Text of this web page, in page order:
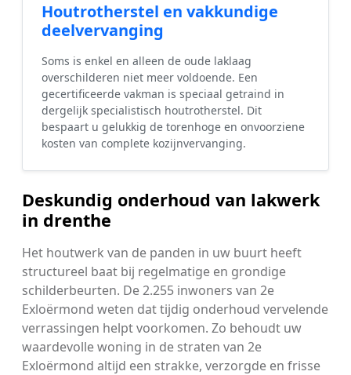
Houtrotherstel en vakkundige
deelvervanging
Soms is enkel en alleen de oude laklaag
overschilderen niet meer voldoende. Een
gecertificeerde vakman is speciaal getraind in
dergelijk specialistisch houtrotherstel. Dit
bespaart u gelukkig de torenhoge en onvoorziene
kosten van complete kozijnvervanging.
Deskundig onderhoud van lakwerk
in drenthe
Het houtwerk van de panden in uw buurt heeft
structureel baat bij regelmatige en grondige
schilderbeurten. De 2.255 inwoners van 2e
Exloërmond weten dat tijdig onderhoud vervelende
verrassingen helpt voorkomen. Zo behoudt uw
waardevolle woning in de straten van 2e
Exloërmond altijd een strakke, verzorgde en frisse